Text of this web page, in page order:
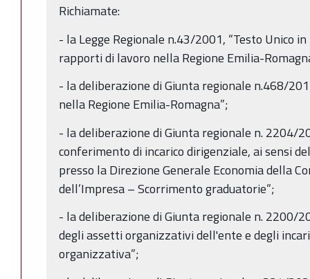
Richiamate:
- la Legge Regionale n.43/2001, “Testo Unico
rapporti di lavoro nella Regione Emilia-
- la deliberazione di Giunta regionale n.468/
nella Regione Emilia-Romagna”;
- la deliberazione di Giunta regionale n. 2204/
conferimento di incarico dirigenziale, ai sensi
presso la Direzione Generale Economia della
dell’Impresa – Scorrimento graduatorie”;
- la deliberazione di Giunta regionale n. 2200/
degli assetti organizzativi dell'ente e degli
organizzativa”;